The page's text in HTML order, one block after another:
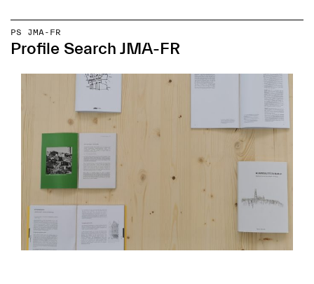
PS JMA-FR
Profile Search JMA-FR